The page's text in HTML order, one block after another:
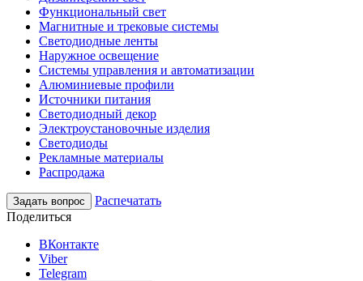
Функциональный свет
Магнитные и трековые системы
Светодиодные ленты
Наружное освещение
Системы управления и автоматизации
Алюминиевые профили
Источники питания
Светодиодный декор
Электроустановочные изделия
Светодиоды
Рекламные материалы
Распродажа
Задать вопрос
Распечатать
Поделиться
ВКонтакте
Viber
Telegram